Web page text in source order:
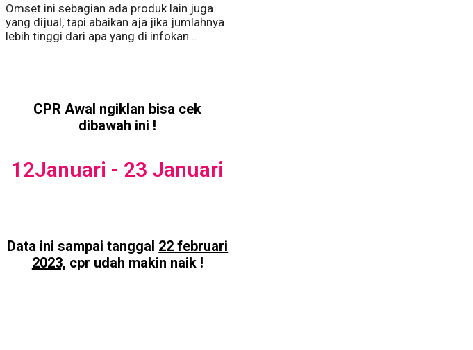
Omset ini sebagian ada produk lain juga
yang dijual, tapi abaikan aja jika jumlahnya
lebih tinggi dari apa yang di infokan…
CPR Awal ngiklan bisa cek
dibawah ini !
12Januari - 23 Januari
Data ini sampai tanggal 22 februari
2023, cpr udah makin naik !